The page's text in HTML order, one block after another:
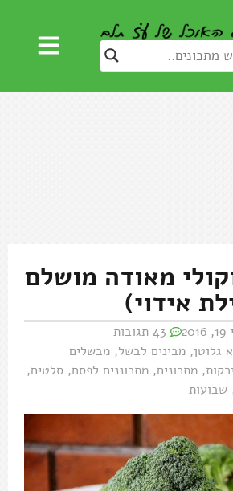
מאודה מושלם
אידוי)
43 תגובות
גלוטן, מבינים לבשל, מבשלים
, מתכונים, מתכוננים לפסח, סלטים,
שבועות